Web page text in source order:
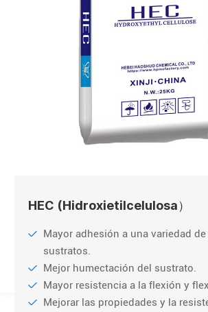
HEC (Hidroxietilcelulosa）
Mayor adhesión a una variedad de
sustratos.
Mejor humectación del sustrato.
Mayor resistencia a la flexión y
Mejorar las propiedades y la